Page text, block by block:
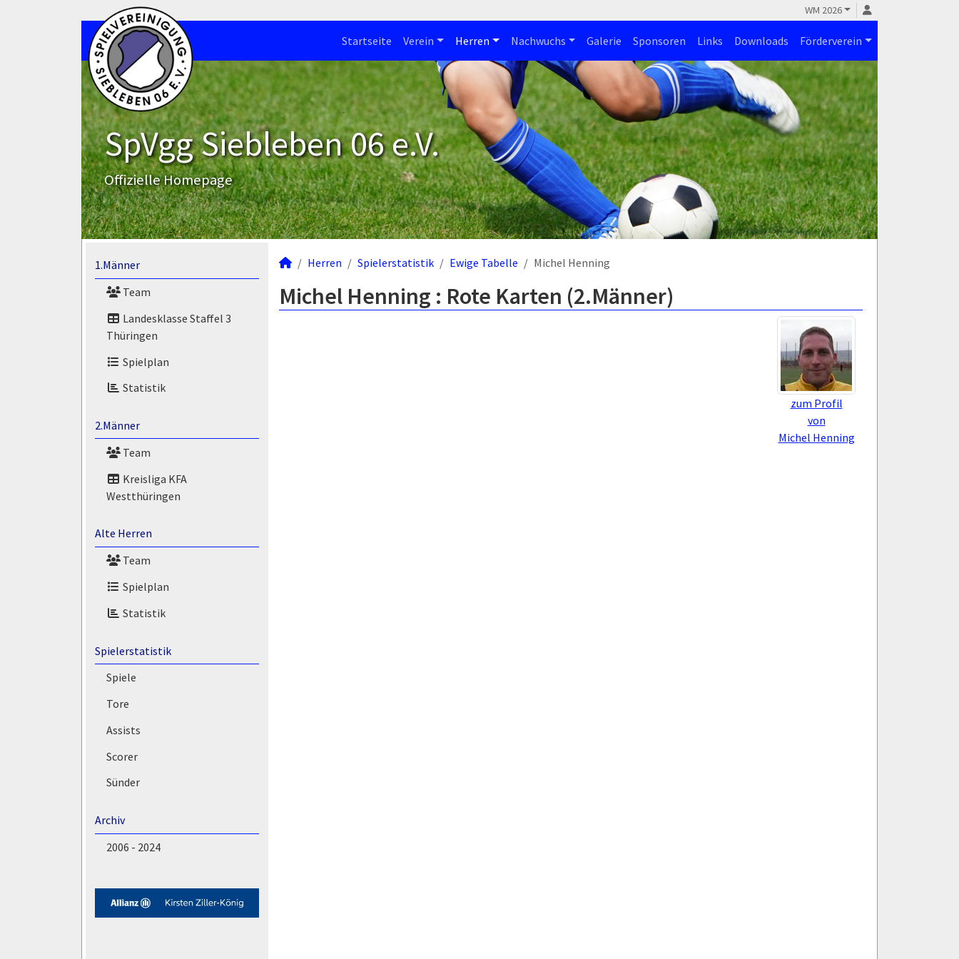
WM 2026
Startseite Verein Herren Nachwuchs Galerie Sponsoren Links Downloads Förderverein
SpVgg Siebleben 06 e.V.
Offizielle Homepage
1.Männer
Team
Landesklasse Staffel 3
Thüringen
Spielplan
Statistik
2.Männer
Team
Kreisliga KFA
Westthüringen
Alte Herren
Team
Spielplan
Statistik
Spielerstatistik
Spiele
Tore
Assists
Scorer
Sünder
Archiv
2006 - 2024
Herren Spielerstatistik Ewige Tabelle Michel Henning
Michel Henning : Rote Karten (2.Männer)
zum Profil
von
Michel Henning